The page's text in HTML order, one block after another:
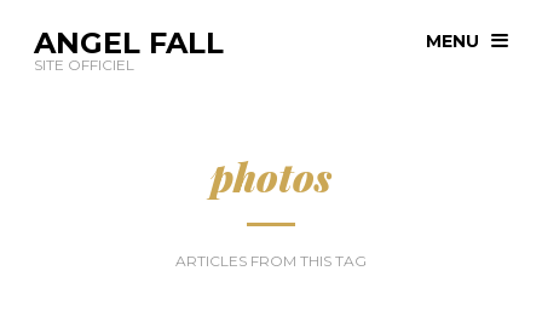
ANGEL FALL
SITE OFFICIEL
MENU
photos
ARTICLES FROM THIS TAG